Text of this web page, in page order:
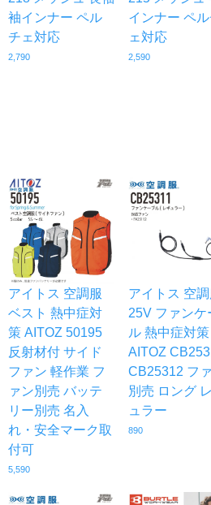
袖インナー ペル
チェ対応
2,790
インナー ペ
ェ対応
2,590
アイトス 空調服
ベスト 熱中症対
策 AITOZ 50195
反射材付 サイド
ファン 軽作業 フ
ァン別売 バッテ
リー別売 名入
れ・安全マーク取
付可
5,590
アイトス 空調
25V ファンケ
ル 熱中症対策
AITOZ
CB25312 フ
別売 ロング
ュラー
890